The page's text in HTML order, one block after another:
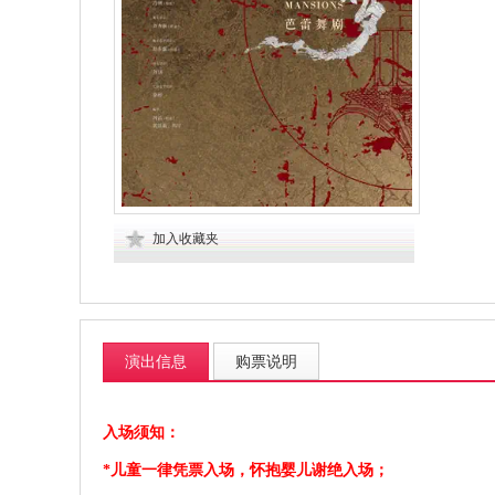
加入收藏夹
演出信息 购票说明
入场须知：
*儿童一律凭票入场，怀抱婴儿谢绝入场；